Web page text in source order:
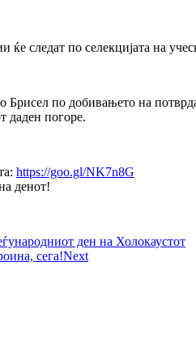
следат по селекцијата на
Брисел по добивањето на
даден погоре.
https://goo.gl/NK7n8G
денот!
ден на Холокаустот
сега!Next